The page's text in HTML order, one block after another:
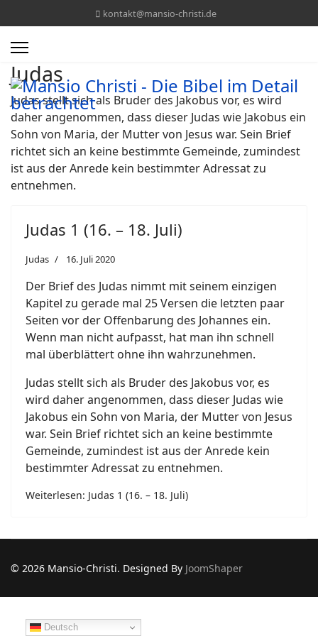
kontakt@mansio-christi.de
Judas
Judas stellt sich als Bruder des Jakobus vor, es wird
daher angenommen, dass dieser Judas wie Jakobus ein
Sohn von Maria, der Mutter von Jesus war. Sein Brief
richtet sich an keine bestimmte Gemeinde, zumindest
ist aus der Anrede kein bestimmter Adressat zu
entnehmen.
Judas 1 (16. – 18. Juli)
Judas 16. Juli 2020
Der Brief des Judas nimmt mit seinem einzigen
Kapitel zu gerade mal 25 Versen die letzten paar
Seiten vor der Offenbarung des Johannes ein.
Wenn man nicht aufpasst, hat man ihn schnell
mal überblättert ohne ihn wahrzunehmen.
Judas stellt sich als Bruder des Jakobus vor, es
wird daher angenommen, dass dieser Judas wie
Jakobus ein Sohn von Maria, der Mutter von Jesus
war. Sein Brief richtet sich an keine bestimmte
Gemeinde, zumindest ist aus der Anrede kein
bestimmter Adressat zu entnehmen.
Weiterlesen: Judas 1 (16. – 18. Juli)
Deutsch
© 2026 Mansio-Christi. Designed By JoomShaper